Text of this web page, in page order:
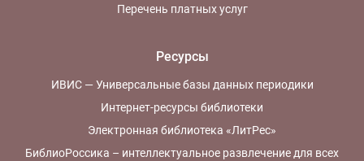
Перечень платных услуг
Ресурсы
ИВИС — Универсальные базы данных периодики
Интернет-ресурсы библиотеки
Электронная библиотека «ЛитРес»
БиблиоРоссика – интеллектуальное развлечение для всех